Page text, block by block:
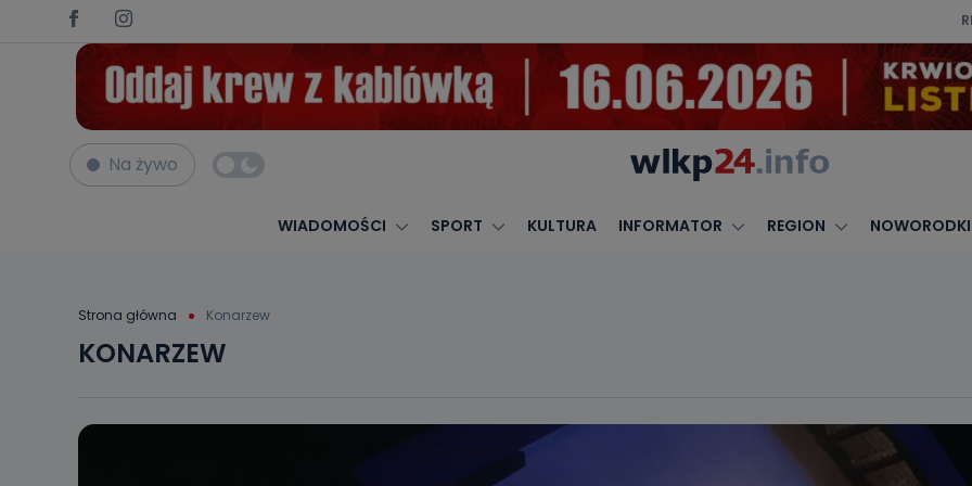
Na żywo
WIADOMOŚCI SPORT KULTURA INFORMATOR REGION NOWORODKI
Strona główna Konarzew
KONARZEW